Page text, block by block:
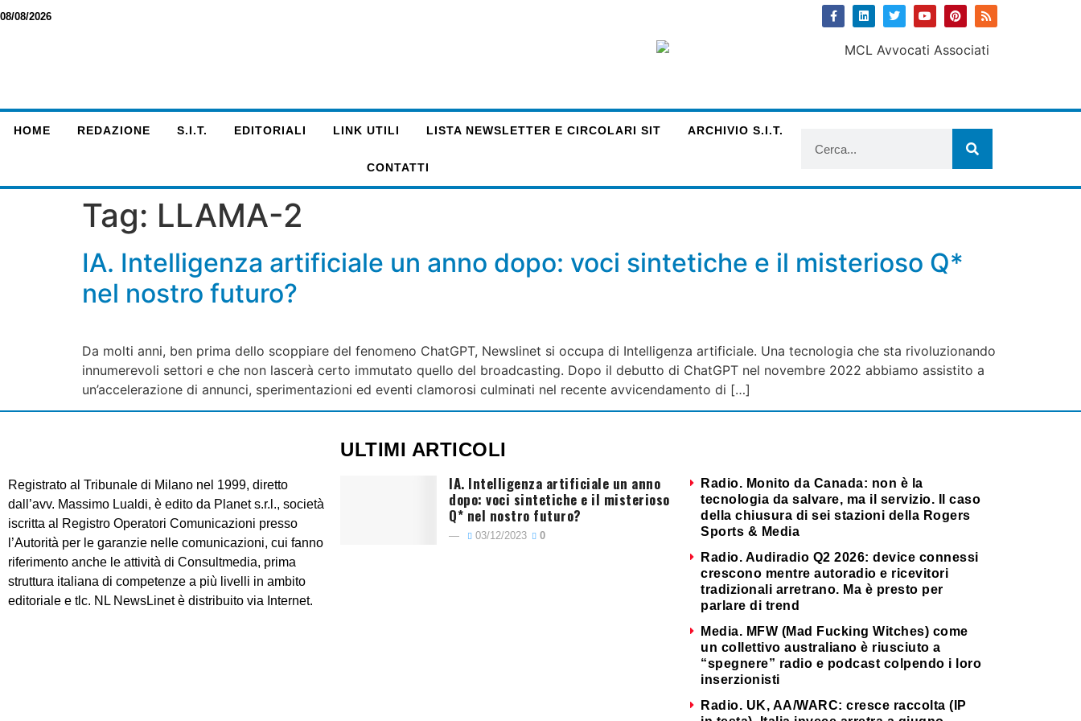
08/08/2026
HOME REDAZIONE S.I.T. EDITORIALI LINK UTILI LISTA NEWSLETTER E CIRCOLARI SIT ARCHIVIO S.I.T.
CONTATTI
Tag: LLAMA-2
IA. Intelligenza artificiale un anno dopo: voci sintetiche e il misterioso Q*
nel nostro futuro?
Da molti anni, ben prima dello scoppiare del fenomeno ChatGPT, Newslinet si occupa di Intelligenza artificiale. Una tecnologia che sta rivoluzionando
innumerevoli settori e che non lascerà certo immutato quello del broadcasting. Dopo il debutto di ChatGPT nel novembre 2022 abbiamo assistito a
un’accelerazione di annunci, sperimentazioni ed eventi clamorosi culminati nel recente avvicendamento di […]
Registrato al Tribunale di Milano nel 1999, diretto
dall’avv. Massimo Lualdi, è edito da Planet s.r.l., società
iscritta al Registro Operatori Comunicazioni presso
l’Autorità per le garanzie nelle comunicazioni, cui fanno
riferimento anche le attività di Consultmedia, prima
struttura italiana di competenze a più livelli in ambito
editoriale e tlc. NL NewsLinet è distribuito via Internet.
ULTIMI ARTICOLI
IA. Intelligenza artificiale un anno
dopo: voci sintetiche e il misterioso
Q* nel nostro futuro?
03/12/2023 0
Radio. Monito da Canada: non è la
tecnologia da salvare, ma il servizio. Il caso
della chiusura di sei stazioni della Rogers
Sports & Media
Radio. Audiradio Q2 2026: device connessi
crescono mentre autoradio e ricevitori
tradizionali arretrano. Ma è presto per
parlare di trend
Media. MFW (Mad Fucking Witches) come
un collettivo australiano è riusciuto a
“spegnere” radio e podcast colpendo i loro
inserzionisti
Radio. UK, AA/WARC: cresce raccolta (IP